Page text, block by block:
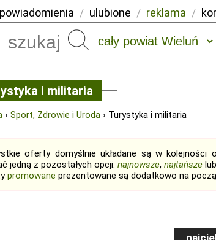
powiadomienia / ulubione / reklama /
Szukaj
i militaria
› Sport, Zdrowie i Uroda › Turystyka i militaria
oferty domyślnie układane są w kolejności
jedną z pozostałych opcji: najnowsze, najtańsze lub
promowane prezentowane są dodatkowo na